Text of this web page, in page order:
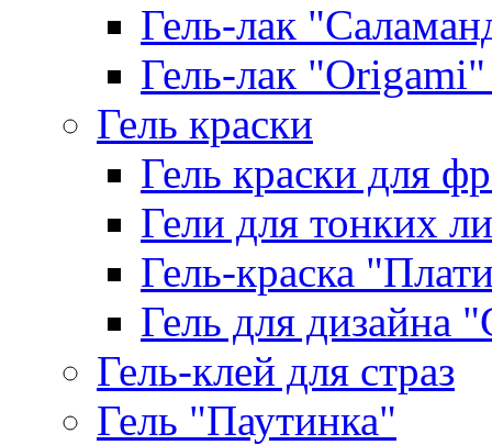
Гель-лак
Гель-лак
Гель краски
Гель краски для
Гели для тонких
Гель-краска
Гель для дизайна
Гель-клей для страз
Гель "Паутинка"